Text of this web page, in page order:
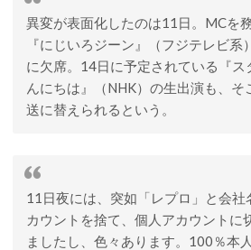
異変が表面化したのは11日。MCを
『にじいろジーン』（フジテレビ
に欠席。14日に予定されている『ス
んにちは』（NHK）の生出演も、そ
送に替えられるという。
11日夜には、突如「レプロ」と会
カウントを捨て、個人アカウントに
ましたし、色々あります。100％本